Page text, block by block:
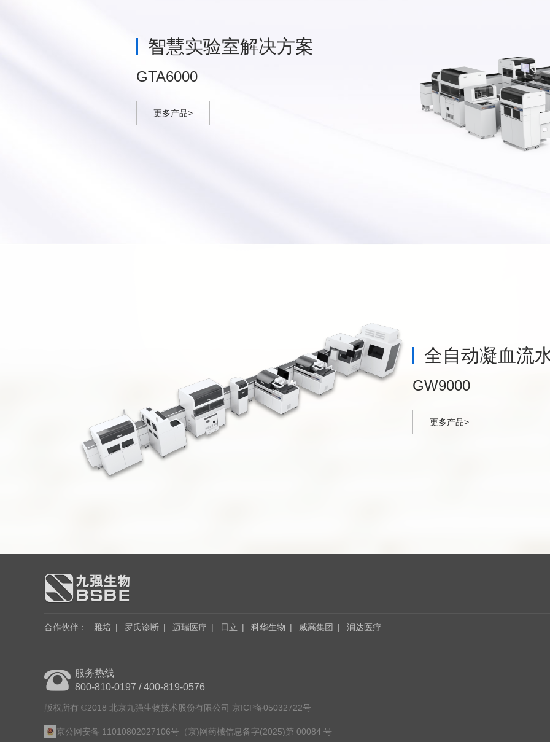
智慧实验室解决方案
GTA6000
更多产品>
全自动凝血流
GW9000
更多产品>
合作伙伴 ： 雅培 | 罗氏诊断 | 迈瑞医疗 | 日立 | 科华生物 | 威高集团 | 润达医疗
服务热线
800-810-0197 / 400-819-0576
版权所有 ©2018 北京九强生物技术股份有限公司 京ICP备05032722号
京公网安备 11010802027106号 （京)网药械信息备字(2025)第 00084 号